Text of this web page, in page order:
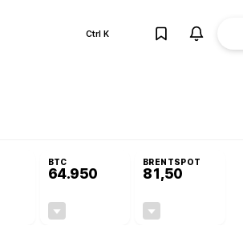
Ctrl K
BTC
64.950
BRENTSPOT
81,50